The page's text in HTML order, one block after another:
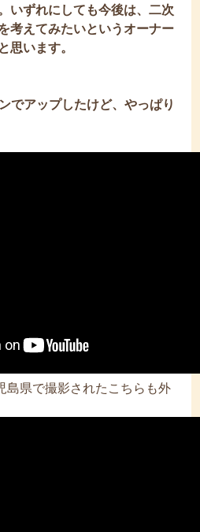
いずれにしても今後は、二次
考えてみたいというオーナー
思います。
でアップしたけど、やっぱり
島県で撮影されたこちらも外